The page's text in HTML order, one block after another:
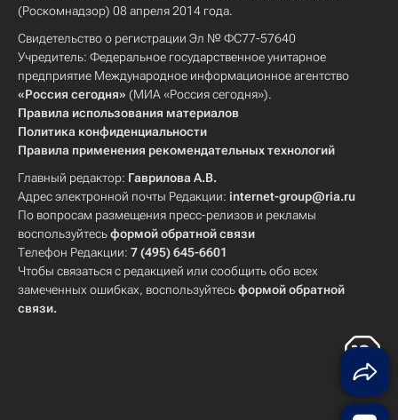
(Роскомнадзор) 08 апреля 2014 года.
Свидетельство о регистрации Эл № ФС77-57640
Учредитель: Федеральное государственное унитарное
предприятие Международное информационное агентство
«Россия сегодня» (МИА «Россия сегодня»).
Правила использования материалов
Политика конфиденциальности
Правила применения рекомендательных технологий
Главный редактор: Гаврилова А.В.
Адрес электронной почты Редакции: internet-group@ria.ru
По вопросам размещения пресс-релизов и рекламы
воспользуйтесьформой обратной связи
Телефон Редакции: 7 (495) 645-6601
Чтобы связаться с редакцией или сообщить обо всех
замеченных ошибках, воспользуйтесьформой обратной
связи.